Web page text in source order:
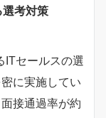
考対策
ITセールスの選
に実施してい
接通過率が約